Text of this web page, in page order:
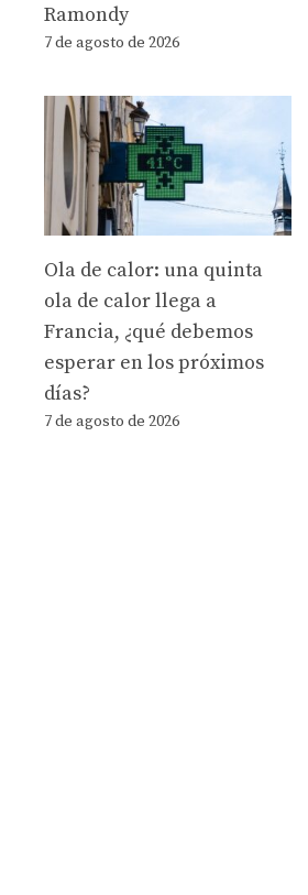
Ramondy
7 de agosto de 2026
Ola de calor: una quinta
ola de calor llega a
Francia, ¿qué debemos
esperar en los próximos
días?
7 de agosto de 2026